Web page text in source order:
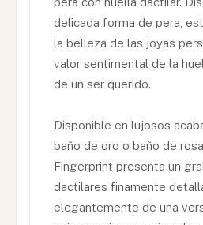
delicada forma de pera,
la belleza de las joyas
valor sentimental de la
de un ser querido.
Disponible en lujosos
baño de oro o baño de
Fingerprint presenta un
dactilares finamente
elegantemente de una